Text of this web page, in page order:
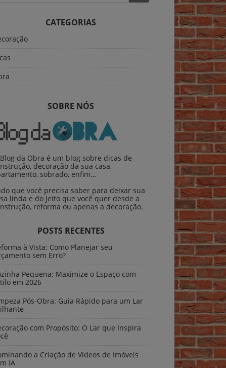
CATEGORIAS
SOBRE NÓS
da Obra é um blog sobre dicas de
decoração da sua casa,
sobrado, enfim…
que você precisa saber para deixar sua
linda e do jeito que você quer desde a
reforma ou apenas a decoração.
POSTS RECENTES
à Vista: Como Planejar seu
sem Erro?
Pequena: Maximize o Espaço com
em 2026
Pós-Obra: Guia Rápido para um Lar
com Propósito: O Lar que Inspira
a Criação de Vídeos de Imóveis
IA